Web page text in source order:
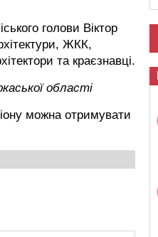
голови Віктор
ЖКК,
та краєзнавці.
області
можна отримувати